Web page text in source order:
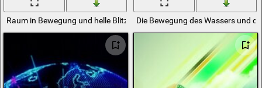
Raum in Bewegung und helle Blitze auf dunklem Hintergrund
Die Bewegung des Wassers und